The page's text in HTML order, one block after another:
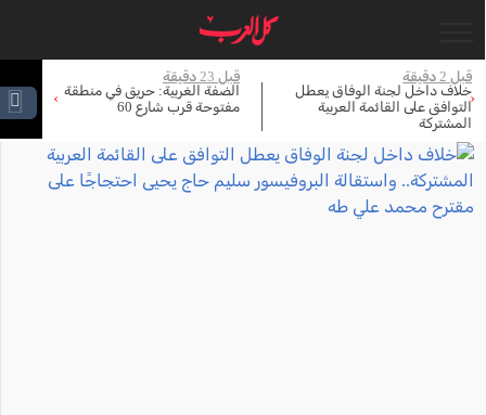
قبل 23 دقيقة
الضفة الغربية: حريق في منطقة
مفتوحة قرب شارع 60
قبل 36 دقيقة
إغلاق ورشة حدادة في بقعاثا 30
يومًا بعد ضبط بندقية قنص وذخيرة
‹
›